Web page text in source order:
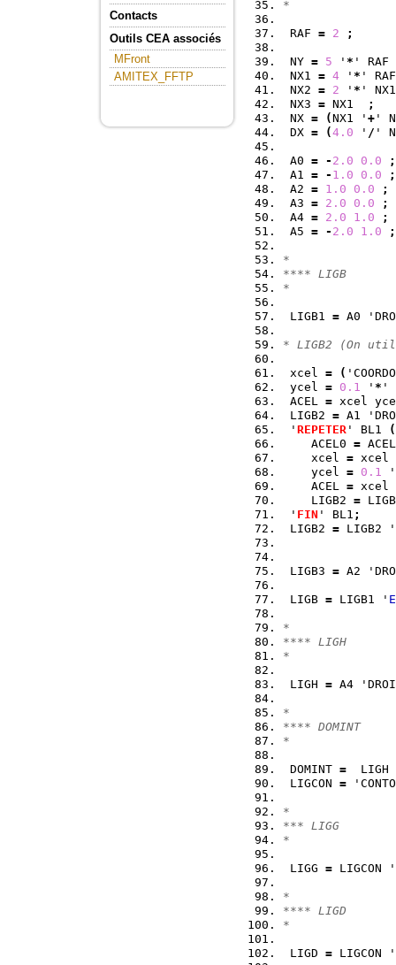
Contacts
Outils CEA associés
MFront
AMITEX_FFTP
*
RAF = 2 ;
NY = 5 ' * ' RAF
NX1 = 4 ' * '
NX2 = 2 ' * '
NX3 = NX1
;
NX = (NX1 ' + '
DX = (4.0 ' / '
A0 = - 2.0 0.0
;
A1 = - 1.0 0.0
;
A2 = 1.0 0.0
;
A3 = 2.0 0.0
;
A4 = 2.0 1.0
;
A5 = - 2.0 1.0 ;
*
**** LIGB
*
LIGB1 = A0
* LIGB2 (On
xcel = (
ycel = 0.1 ' * '
ACEL = xcel
LIGB2 = A1
' REPETER ' BL1
(
    ACEL0
=
    xcel
=
    ycel
= 0.1 '
    ACEL
= xcel
    LIGB2
=
' FIN ' BL1 ;
LIGB2 = LIGB2 '
LIGB3 = A2
LIGB = LIGB1 '
*
**** LIGH
*
LIGH = A4
*
**** DOMINT
*
DOMINT =
LIGH
LIGCON =
*
*** LIGG
*
LIGG = LIGCON '
*
**** LIGD
*
LIGD = LIGCON '